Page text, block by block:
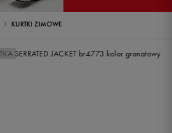
KURTKI ZIMOWE